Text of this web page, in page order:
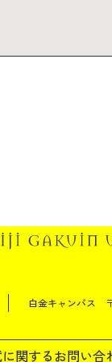
白金キャンパス
関するお問い合